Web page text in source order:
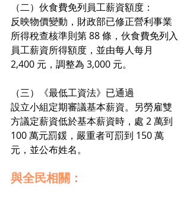
（二）伙食費免列員工薪資額度：
反映物價變動，財政部已修正營利事業
所得稅查核準則第 88 條，伙食費免列入
員工薪資所得額度，並由每人每月
2,400 元，調整為 3,000 元。
（三）《最低工資法》已通過
設立小組定期審議基本薪資。另勞雇雙
方議定薪資低於基本薪資時，處 2 萬到
100 萬元罰鍰，嚴重者可罰到 150 萬
元，並公布姓名。
與全民相關：